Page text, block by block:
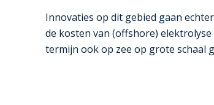
Innovaties op dit gebied gaan
de kosten van (offshore)
termijn ook op zee op grote schaal